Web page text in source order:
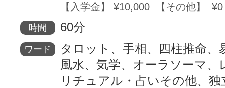
【入学金】 ¥10,000 【その他】 ¥0
時間 60分
ワード
タロット、手相、四柱推命、
風水、気学、オーラソーマ、
リチュアル・占いその他、独